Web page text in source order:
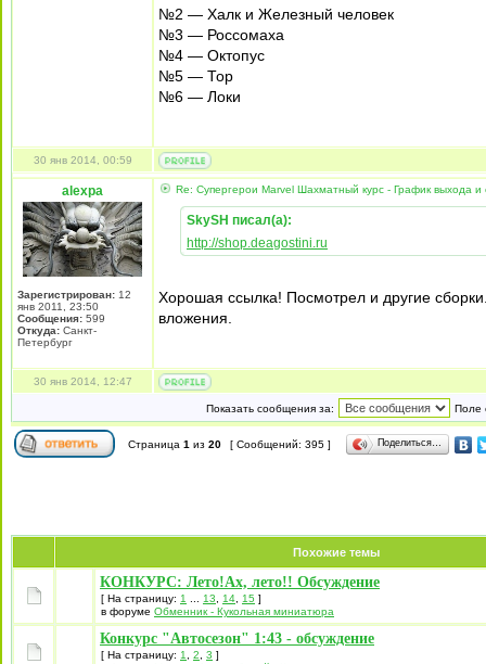
№2 — Халк и Железный человек
№3 — Россомаха
№4 — Октопус
№5 — Тор
№6 — Локи
30 янв 2014, 00:59
alexpa
Зарегистрирован: 12
янв 2011, 23:50
Сообщения: 599
Откуда: Санкт-
Петербург
Re: Супергерои Marvel Шахматный курс - График выхода и
SkySH писал(а):
http://shop.deagostini.ru
Хорошая ссылка! Посмотрел и другие
вложения.
30 янв 2014, 12:47
Показать сообщения за: Поле
Страница 1 из 20 [ Сообщений: 395 ] Поделиться…
Похожие темы
КОНКУРС: Лето!Ах, лето!! Обсуждение
[ На страницу: 1 13 14 15 ]
в форуме Обменник - Кукольная миниатюра
Конкурс "Автосезон" 1:43 - обсуждение
[ На страницу: 1 2 3 ]